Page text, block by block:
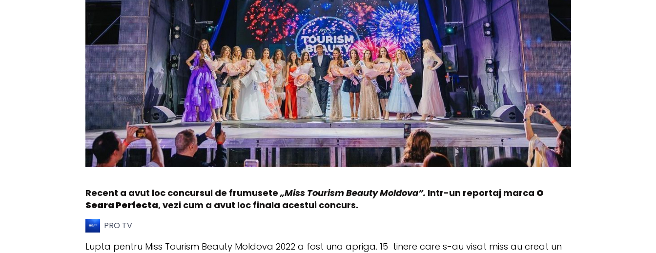
Recent a avut loc concursul de frumusete „Miss Tourism Beauty Moldova”. Intr-un reportaj marca O
Seara Perfecta, vezi cum a avut loc finala acestui concurs.
PRO TV
Lupta pentru Miss Tourism Beauty Moldova 2022 a fost una apriga. 15 tinere care s-au visat miss au creat un